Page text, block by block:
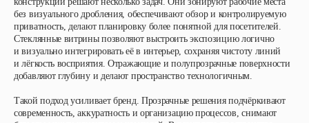
без визуального дробления, обеспечивают обзор и контролируемую
приватность, делают планировку более понятной для посетителей.
Стеклянные витрины позволяют выстроить экспозицию логично
и визуально интегрировать её в интерьер, сохраняя чистоту линий
и лёгкость восприятия. Отражающие и полупрозрачные поверхности
добавляют глубину и делают пространство технологичным.
Такой подход усиливает бренд. Прозрачные решения подчёркивают
современность, аккуратность и организацию процессов, снимают